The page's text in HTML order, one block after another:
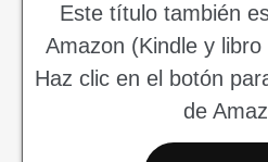
Este título también
Amazon (Kindle y
Haz clic en el botón
de